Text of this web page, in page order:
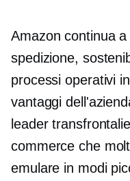
Amazon continua
spedizione,
processi operativi
vantaggi
leader
commerce che
emulare in modi